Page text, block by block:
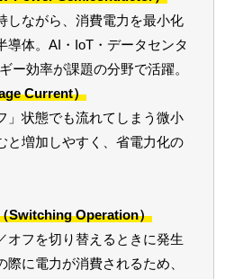
しながら、消費電力を最小化
導体。AI・IoT・データセンタ
ー効率が課題の分野で活躍。
Current）
」状態でも流れてしまう微小
と増加しやすく、省電力化の
Switching Operation）
オフを切り替えるときに発生
に電力が消費されるため、